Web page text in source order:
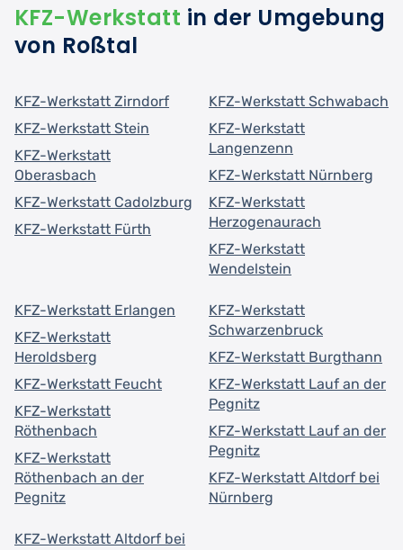
KFZ-Werkstatt in der Umgebung
von Roßtal
KFZ-Werkstatt Zirndorf
KFZ-Werkstatt Stein
KFZ-Werkstatt
Oberasbach
KFZ-Werkstatt Cadolzburg
KFZ-Werkstatt Fürth
KFZ-Werkstatt Schwabach
KFZ-Werkstatt
Langenzenn
KFZ-Werkstatt Nürnberg
KFZ-Werkstatt
Herzogenaurach
KFZ-Werkstatt
Wendelstein
KFZ-Werkstatt Erlangen
KFZ-Werkstatt
Heroldsberg
KFZ-Werkstatt Feucht
KFZ-Werkstatt
Röthenbach
KFZ-Werkstatt
Röthenbach an der
Pegnitz
KFZ-Werkstatt
Schwarzenbruck
KFZ-Werkstatt Burgthann
KFZ-Werkstatt Lauf an der
Pegnitz
KFZ-Werkstatt Lauf an der
Pegnitz
KFZ-Werkstatt Altdorf bei
Nürnberg
KFZ-Werkstatt Altdorf bei